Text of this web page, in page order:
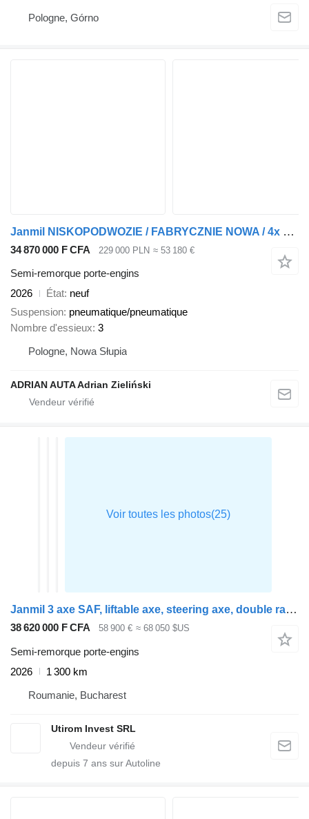
Pologne, Górno
Janmil NISKOPODWOZIE / FABRYCZNIE NOWA / 4x ZAGŁĘBIANA / OŚ SKRĘTNA I P
34 870 000 F CFA 229 000 PLN ≈ 53 180 €
Semi-remorque porte-engins
2026
État neuf
Suspension pneumatique/pneumatique
Nombre d'essieux 3
Pologne, Nowa Słupia
ADRIAN AUTA Adrian Zieliński
Janmil 3 axe SAF, liftable axe, steering axe, double ramps, wood extens
38 620 000 F CFA 58 900 € ≈ 68 050 $US
Semi-remorque porte-engins
2026
1 300 km
Roumanie, Bucharest
Utirom Invest SRL
depuis 7 ans sur Autoline